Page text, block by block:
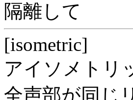
隔離して
[isometric]
アイソメトリ
全声部が同じ